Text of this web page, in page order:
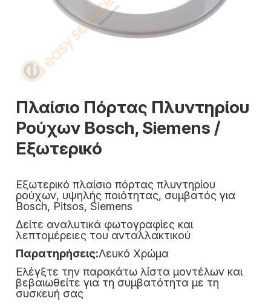
Πλαίσιο Πόρτας Πλυντηρίου
Ρούχων Bosch, Siemens /
Εξωτερικό
Εξωτερικό πλαίσιο πόρτας πλυντηρίου
ρούχων, υψηλής ποιότητας, συμβατός για
Bosch, Pitsos, Siemens
Δείτε αναλυτικά φωτογραφίες και
λεπτομέρειες του ανταλλακτικού
Παρατηρήσεις:Λευκό Χρώμα
Ελέγξτε την παρακάτω λίστα μοντέλων και
βεβαιωθείτε για τη συμβατότητα με τη
συσκευή σας